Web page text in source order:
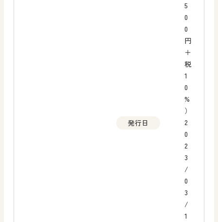
5
0
0
円
＋
税
1
0
%
）
発行日
2
0
2
3
/
0
3
/
1